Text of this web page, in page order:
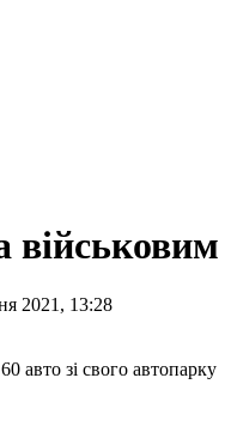
2021, 13:28